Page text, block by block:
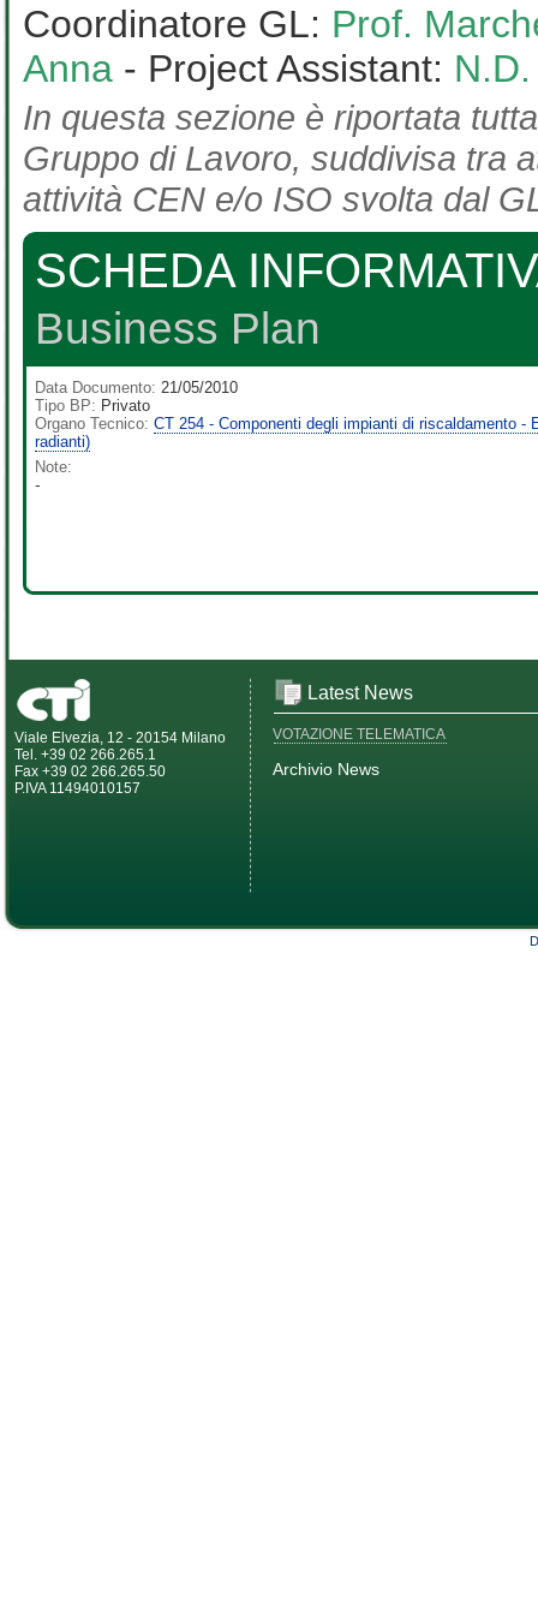
Coordinatore GL: Prof.
Anna - Project Assistant: N.D.
In questa sezione è riportata
Gruppo di Lavoro, suddivisa tra
attività CEN e/o ISO svolta dal
SCHEDA
Business Plan
Data Documento: 21/05/2010
Tipo BP: Privato
Organo Tecnico: CT 254 - Componenti degli impianti di riscaldamento
radianti)
Note:
-
Viale Elvezia, 12 - 20154 Milano
Tel. +39 02 266.265.1
Fax +39 02 266.265.50
P.IVA 11494010157
Latest News
VOTAZIONE TELEMATICA
Archivio News